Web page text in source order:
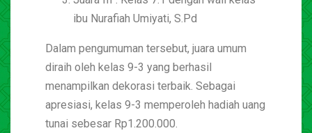
ibu Nurafiah Umiyati, S.Pd
Dalam pengumuman tersebut, juara umum
diraih oleh kelas 9-3 yang berhasil
menampilkan dekorasi terbaik. Sebagai
apresiasi, kelas 9-3 memperoleh hadiah uang
tunai sebesar Rp1.200.000.